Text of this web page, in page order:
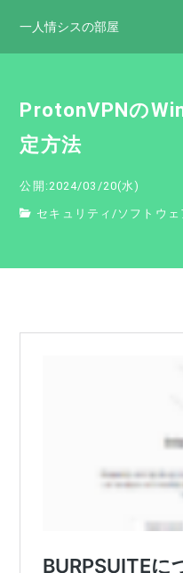
一人情シスの部屋
ProtonVPNの
定方法
公開:2024/03/20(水)
セキュリティ / ソフトウェ